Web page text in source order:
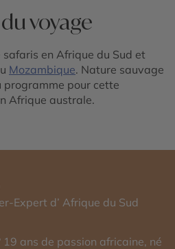
voyage
en Afrique du Sud et
Mozambique. Nature sauvage
pour cette
Afrique australe.
Expert d’ Afrique du Sud
19 ans de passion africaine, né